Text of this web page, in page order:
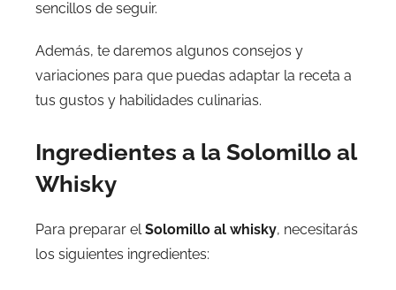
sencillos de seguir.
Además, te daremos algunos consejos y
variaciones para que puedas adaptar la receta a
tus gustos y habilidades culinarias.
Ingredientes a la Solomillo al
Whisky
Para preparar el Solomillo al whisky, necesitarás
los siguientes ingredientes: